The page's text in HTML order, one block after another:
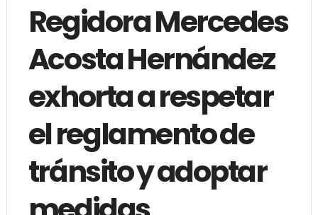
Regidora Mercedes
Acosta Hernández
exhorta a respetar
el reglamento de
tránsito y adoptar